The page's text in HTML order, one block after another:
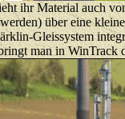
ihr Material auch
über eine
Gleissystem
man in WinTrack